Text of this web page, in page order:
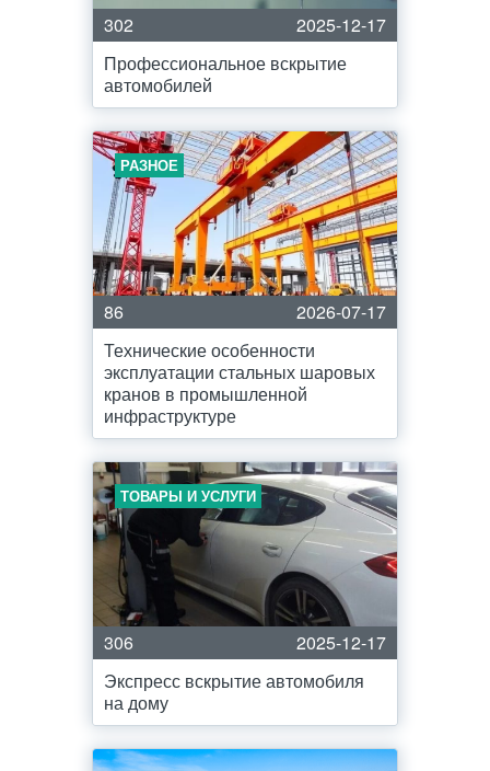
302
2025-12-17
Профессиональное вскрытие
автомобилей
РАЗНОЕ
86
2026-07-17
Технические особенности
эксплуатации стальных шаровых
кранов в промышленной
инфраструктуре
ТОВАРЫ И УСЛУГИ
306
2025-12-17
Экспресс вскрытие автомобиля
на дому